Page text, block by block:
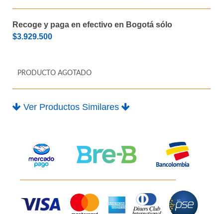
Recoge y paga en efectivo en Bogotá sólo
$3.929.500
PRODUCTO AGOTADO
Ver Productos Similares